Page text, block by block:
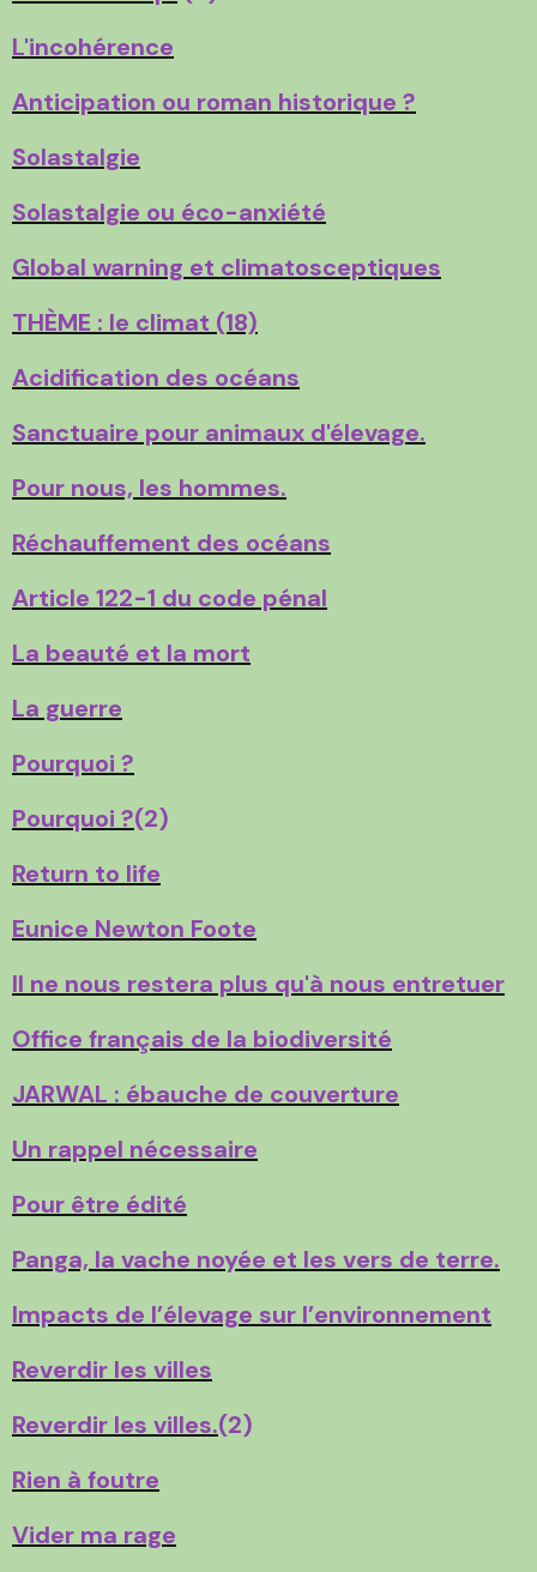
L'incohérence
Anticipation ou roman historique ?
Solastalgie
Solastalgie ou éco-anxiété
Global warning et climatosceptiques
THÈME : le climat (18)
Acidification des océans
Sanctuaire pour animaux d'élevage.
Pour nous, les hommes.
Réchauffement des océans
Article 122-1 du code pénal
La beauté et la mort
La guerre
Pourquoi ?
Pourquoi ?(2)
Return to life
Eunice Newton Foote
Il ne nous restera plus qu'à nous entretuer
Office français de la biodiversité
JARWAL : ébauche de couverture
Un rappel nécessaire
Pour être édité
Panga, la vache noyée et les vers de terre.
Impacts de l’élevage sur l’environnement
Reverdir les villes
Reverdir les villes.(2)
Rien à foutre
Vider ma rage